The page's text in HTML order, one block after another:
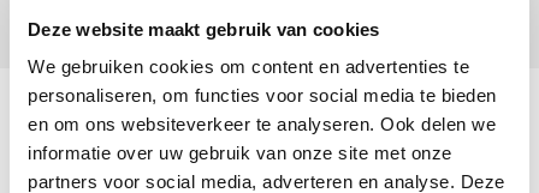
Deze website maakt gebruik van cookies
We gebruiken cookies om content en advertenties te
personaliseren, om functies voor social media te bieden
en om ons websiteverkeer te analyseren. Ook delen we
informatie over uw gebruik van onze site met onze
partners voor social media, adverteren en analyse. Deze
Restez à jour
Recevez les dernières actualités